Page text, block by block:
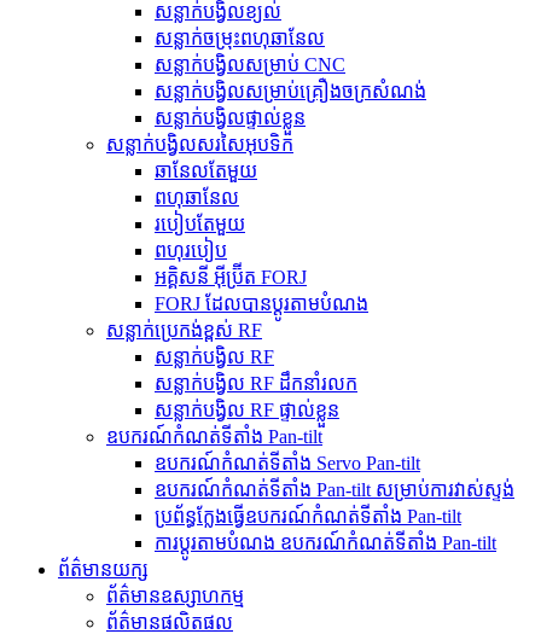
សន្លាក់បង្វិលខ្យល់
សន្លាក់ចម្រុះពហុឆានែល
សន្លាក់បង្វិលសម្រាប់ CNC
សន្លាក់បង្វិលសម្រាប់គ្រឿងចក្រសំណង់
សន្លាក់បង្វិលផ្ទាល់ខ្លួន
សន្លាក់បង្វិលសរសៃអុបទិក
ឆានែលតែមួយ
ពហុឆានែល
របៀបតែមួយ
ពហុរបៀប
អគ្គិសនី អ៊ីប្រ៊ីត FORJ
FORJ ដែលបានប្ដូរតាមបំណង
សន្លាក់ប្រេកង់ខ្ពស់ RF
សន្លាក់បង្វិល RF
សន្លាក់បង្វិល RF ដឹកនាំរលក
សន្លាក់បង្វិល RF ផ្ទាល់ខ្លួន
ឧបករណ៍កំណត់ទីតាំង Pan-tilt
ឧបករណ៍កំណត់ទីតាំង Servo Pan-tilt
ឧបករណ៍កំណត់ទីតាំង Pan-tilt សម្រាប់ការវាស់ស្ទង់
ប្រព័ន្ធក្លែងធ្វើឧបករណ៍កំណត់ទីតាំង Pan-tilt
ការប្ដូរតាមបំណង ឧបករណ៍កំណត់ទីតាំង Pan-tilt
ព័ត៌មានយក្ស
ព័ត៌មានឧស្សាហកម្ម
ព័ត៌មានផលិតផល